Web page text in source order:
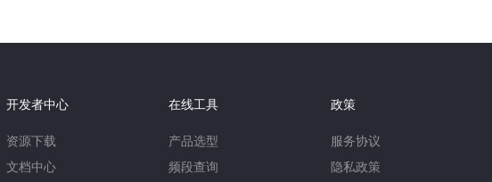
开发者中心
资源下载
文档中心
在线工具
产品选型
频段查询
政策
服务协议
隐私政策